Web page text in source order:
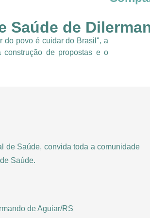
Saúde de
do povo é cuidar do Brasil", a
construção de propostas e o
de Saúde, convida toda a comunidade
Saúde.
de Aguiar/RS